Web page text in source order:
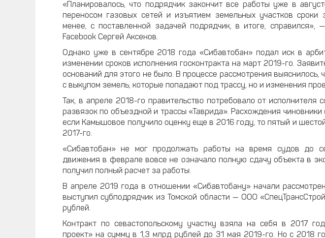
«Планировалось, что подрядчик закончит все работы уже в
переносом газовых сетей и изъятием земельных участков сроки
менее, с поставленной задачей подрядчик, в итоге, справился»,
Facebook Сергей Аксенов.
Однако уже в сентябре 2018 года «Сибавтобан» подал иск в
изменении сроков исполнения госконтракта на март 2019-го.
оснований для этого не было. В процессе рассмотрения выяснилось,
с выкупом земель, которые попадают под трассу, но и изменения
Так, в апреле 2018-го правительство потребовало от исполнителя
развязок по объездной и трассы «Таврида». Расхождения
если Камышовое получило оценку еще в 2016 году, то пятый и
2017-го.
«Сибавтобан» не мог продолжать работы на время судов до
движения в феврале вовсе не означало полную сдачу объекта в
получил полный расчет за работы.
В апреле 2019 года в отношении «Сибавтобану» начали
выступил субподрядчик из Томской области — ООО
рублей.
Контракт по севастопольскому участку взяла на себя в 2017
проект» на сумму в 1,3 млрд рублей до 31 мая 2019-го. Но с 2018